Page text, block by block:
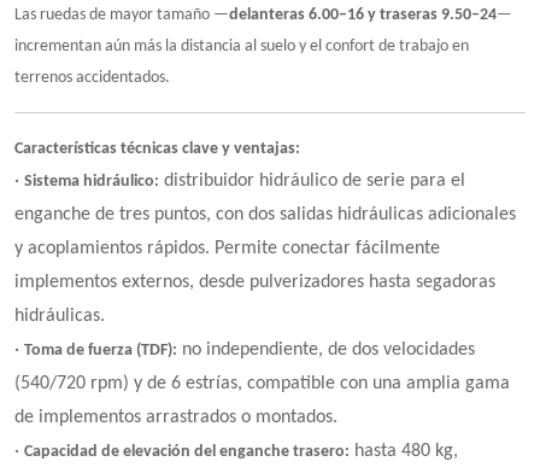
Las ruedas de mayor tamaño —delanteras 6.00–16 y traseras 9.50–24—
incrementan aún más la distancia al suelo y el confort de trabajo en
terrenos accidentados.
Características técnicas clave y ventajas:
· Sistema hidráulico: distribuidor hidráulico de serie para el
enganche de tres puntos, con dos salidas hidráulicas adicionales
y acoplamientos rápidos. Permite conectar fácilmente
implementos externos, desde pulverizadores hasta segadoras
hidráulicas.
· Toma de fuerza (TDF): no independiente, de dos velocidades
(540/720 rpm) y de 6 estrías, compatible con una amplia gama
de implementos arrastrados o montados.
· Capacidad de elevación del enganche trasero: hasta 480 kg,